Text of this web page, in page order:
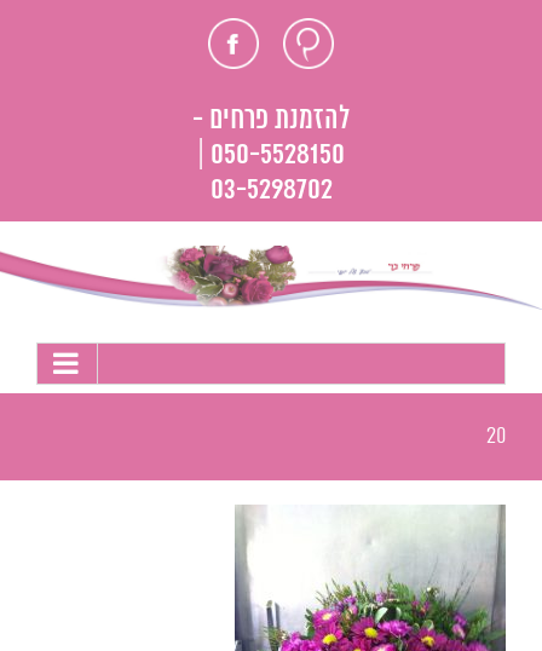
חוות פייסבוק
להזמנת פרחים -
050-5528150 |
03-5298702
20